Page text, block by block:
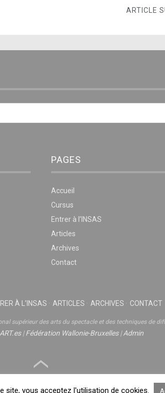
ARTICLE
PAGES
Accueil
Cursus
Entrer à l’INSAS
Articles
Archives
Contact
À L’INSAS ARTICLES ARCHIVES CONTACT
supérieur des arts du spectacle et des techniques de
ART.es|Fédération Wallonie-Bruxelles|Admin
site, vous acceptez l'utilisation de cookies.